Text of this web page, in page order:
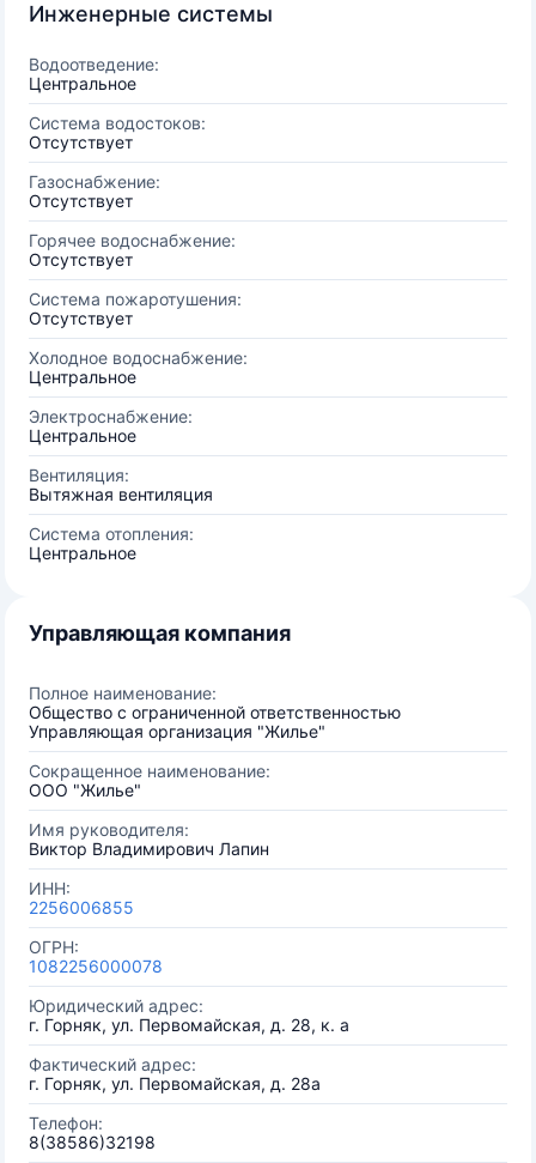
Инженерные системы
Водоотведение:
Центральное
Система водостоков:
Отсутствует
Газоснабжение:
Отсутствует
Горячее водоснабжение:
Отсутствует
Система пожаротушения:
Отсутствует
Холодное водоснабжение:
Центральное
Электроснабжение:
Центральное
Вентиляция:
Вытяжная вентиляция
Система отопления:
Центральное
Управляющая компания
Полное наименование:
Общество с ограниченной ответственностью
Управляющая организация "Жилье"
Сокращенное наименование:
ООО "Жилье"
Имя руководителя:
Виктор Владимирович Лапин
ИНН:
2256006855
ОГРН:
1082256000078
Юридический адрес:
г. Горняк, ул. Первомайская, д. 28, к. a
Фактический адрес:
г. Горняк, ул. Первомайская, д. 28а
Телефон:
8(38586)32198